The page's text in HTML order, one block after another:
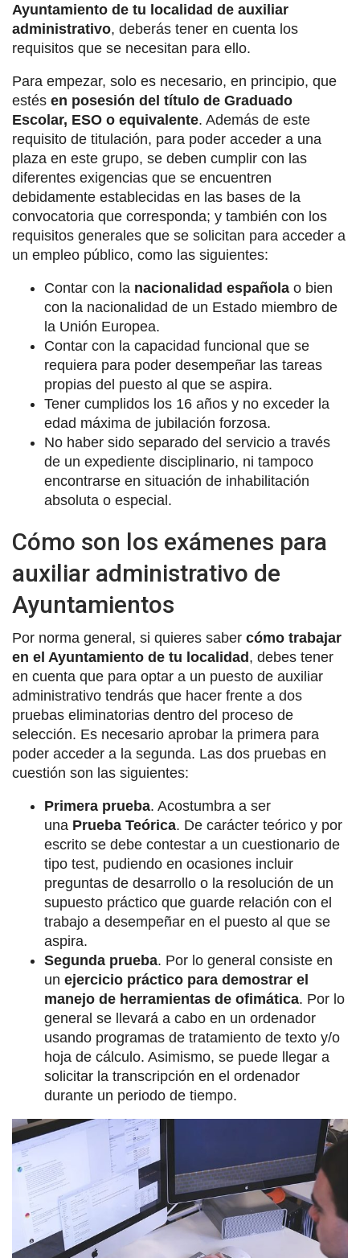
Ayuntamiento de tu localidad de auxiliar
administrativo, deberás tener en cuenta los
requisitos que se necesitan para ello.
Para empezar, solo es necesario, en principio, que
estés en posesión del título de Graduado
Escolar, ESO o equivalente. Además de este
requisito de titulación, para poder acceder a una
plaza en este grupo, se deben cumplir con las
diferentes exigencias que se encuentren
debidamente establecidas en las bases de la
convocatoria que corresponda; y también con los
requisitos generales que se solicitan para acceder a
un empleo público, como las siguientes:
Contar con la nacionalidad española o bien
con la nacionalidad de un Estado miembro de
la Unión Europea.
Contar con la capacidad funcional que se
requiera para poder desempeñar las tareas
propias del puesto al que se aspira.
Tener cumplidos los 16 años y no exceder la
edad máxima de jubilación forzosa.
No haber sido separado del servicio a través
de un expediente disciplinario, ni tampoco
encontrarse en situación de inhabilitación
absoluta o especial.
Cómo son los exámenes para
auxiliar administrativo de
Ayuntamientos
Por norma general, si quieres saber cómo trabajar
en el Ayuntamiento de tu localidad , debes tener
en cuenta que para optar a un puesto de auxiliar
administrativo tendrás que hacer frente a dos
pruebas eliminatorias dentro del proceso de
selección. Es necesario aprobar la primera para
poder acceder a la segunda. Las dos pruebas en
cuestión son las siguientes:
Primera prueba. Acostumbra a ser
una Prueba Teórica. De carácter teórico y por
escrito se debe contestar a un cuestionario de
tipo test, pudiendo en ocasiones incluir
preguntas de desarrollo o la resolución de un
supuesto práctico que guarde relación con el
trabajo a desempeñar en el puesto al que se
aspira.
Segunda prueba. Por lo general consiste en
un ejercicio práctico para demostrar el
manejo de herramientas de ofimática. Por lo
general se llevará a cabo en un ordenador
usando programas de tratamiento de texto y/o
hoja de cálculo. Asimismo, se puede llegar a
solicitar la transcripción en el ordenador
durante un periodo de tiempo.